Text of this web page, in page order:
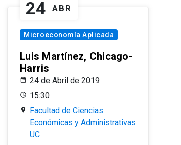
24 ABR
Microeconomía Aplicada
Luis Martínez, Chicago-
Harris
24 de Abril de 2019
15:30
Facultad de Ciencias
Económicas y Administrativas
UC